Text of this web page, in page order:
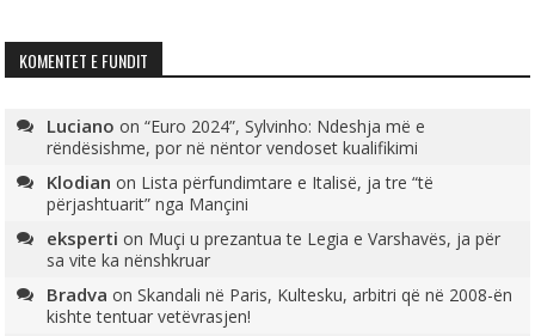
KOMENTET E FUNDIT
Luciano on“Euro 2024”, Sylvinho: Ndeshja më e
rëndësishme, por në nëntor vendoset kualifikimi
Klodian on Lista përfundimtare e Italisë, ja tre “të
përjashtuarit” nga Mançini
eksperti on Muçi u prezantua te Legia e Varshavës, ja për
sa vite ka nënshkruar
Bradva onSkandali në Paris, Kultesku, arbitri që në 2008-ën
kishte tentuar vetëvrasjen!